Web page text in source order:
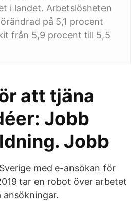
i landet. Arbetslösheten
på 5,1 procent
från 5,9 procent till 5,5
att tjäna
Jobb
Jobb
med e-ansökan för
tar en robot över arbetet
ansökningar.